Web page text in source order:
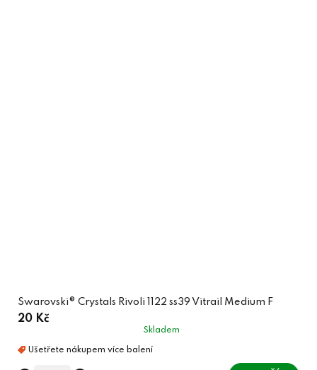
Swarovski® Crystals Rivoli 1122 ss39 Vitrail Medium F
20 Kč
Skladem